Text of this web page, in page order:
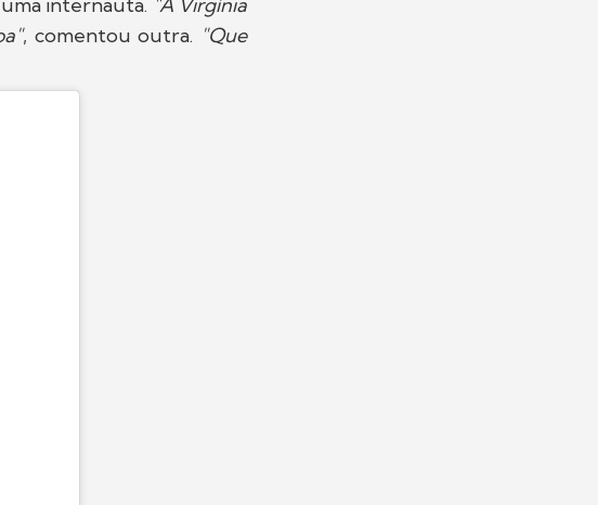
, comentou outra. "Que